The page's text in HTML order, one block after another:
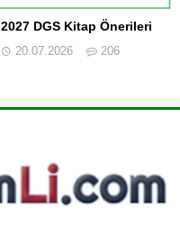
2027 DGS Kitap Önerileri
20.07.2026 206